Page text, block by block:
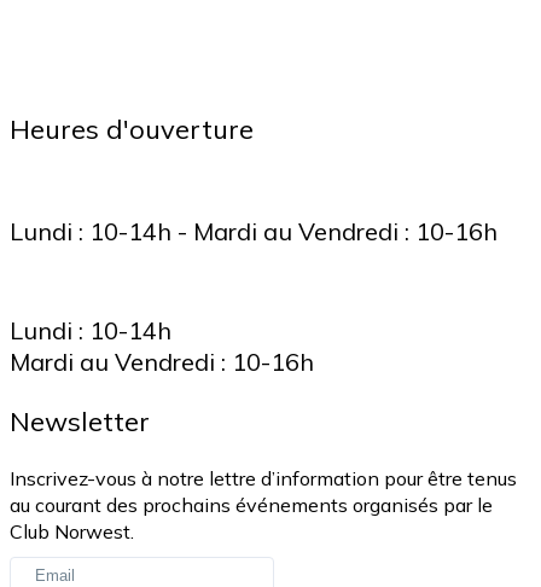
Heures d'ouverture
Lundi : 10-14h - Mardi au Vendredi : 10-16h
Lundi : 10-14h
Mardi au Vendredi : 10-16h
Newsletter
Inscrivez-vous à notre lettre d’information pour être tenus
au courant des prochains événements organisés par le
Club Norwest.